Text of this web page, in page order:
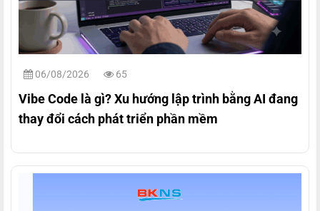
06/08/2026 65
Vibe Code là gì? Xu hướng lập trình bằng AI đang
thay đổi cách phát triển phần mềm